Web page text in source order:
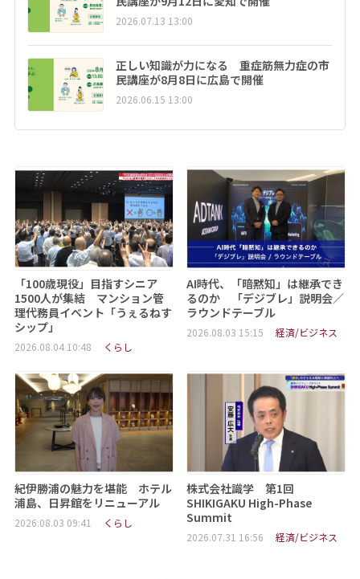
2026.07.13 13:00
正しい知識が力になる 重症筋無力症の市
民講座が8月8日に広島で開催
2026.06.15 13:00
「100歳現役」目指すシニア
1500人が集結 マンション管
理代務員イベント「うぇるねす
シップ」
2026.08.04 10:48 くらし
AI時代、「暗黙知」は継承でき
るのか 「デジブレ」説明会／
ラウンドテーブル
2026.08.03 15:15 経済/ビジネス
紀伊勝浦の魅力を堪能 ホテル
浦島、日昇館をリニューアル
2026.08.03 09:41 くらし
株式会社識学 第1回
SHIKIGAKU High-Phase
Summit
2026.07.31 16:56 経済/ビジネス